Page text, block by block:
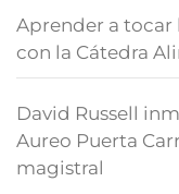
Aprender a tocar
con la Cátedra
David Russell
Aureo Puerta
magistral